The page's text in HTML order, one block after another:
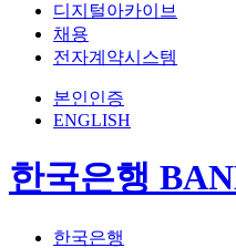
디지털아카이브
채용
전자계약시스템
본인인증
ENGLISH
한국은행
한국은행